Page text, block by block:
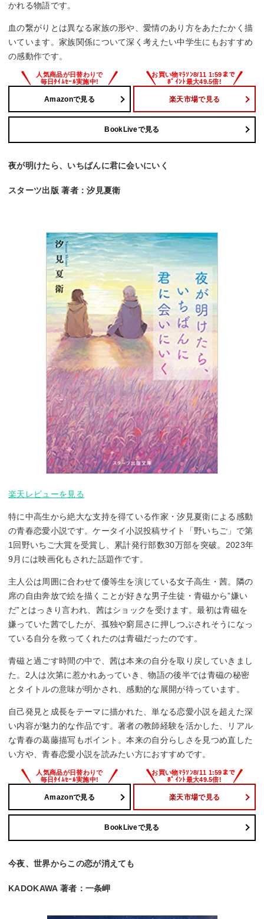
かれる物語です。
血の繋がりとは異なる家族の形や、愛情のあり方をあたたかく描
いています。家族関係について深く考えたい中学生にもおすすめ
の感動作です。
Amazonで見る 楽天市場で見る
BookLiveで見る
夜が明けたら、いちばんに君に会いにいく
スターツ出版 著者：汐見夏衛
楽天レビューを見る
特に中高生から絶大な支持を得ている作家・汐見夏衛による感動
の青春恋愛小説です。ケータイ小説投稿サイト「野いちご」で第
1回野いちご大賞を受賞し、累計発行部数30万部を突破。2023年
9月には映画化もされた話題作です。
主人公は周囲に合わせて優等生を演じている女子高生・茜。隣の
席の自由奔放で絵を描くことが好きな男子生徒・青磁から”嫌い
だ”とはっきり言われ、茜はショックを受けます。最初は青磁を
嫌っていた茜でしたが、孤独や窮屈さに押しつぶされそうになっ
ている自分を救ってくれたのは青磁だったのです。
青磁と過ごす時間の中で、茜は本来の自分を取り戻していきまし
た。2人は次第に惹かれあっていき、物語の後半では青磁の秘密
とタイトルの意味が明かされ、感動的な展開が待っています。
自己発見と成長をテーマに描かれた、単なる恋愛小説を超えた深
い内容が魅力的な作品です。著者の教師経験を活かした、リアル
な青春の葛藤描写もポイント。本来の自分らしさを見つめ直した
い方や、青春恋愛小説を読みたい方におすすめです。
Amazonで見る 楽天市場で見る
BookLiveで見る
今夜、世界からこの恋が消えても
KADOKAWA 著者：一条岬